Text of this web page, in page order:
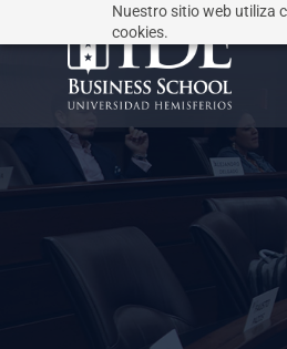
Nuestro sitio web utiliza
cookies.